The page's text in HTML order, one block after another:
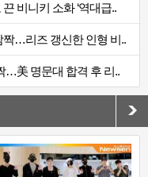
비니키 소화 ‘역대급..
짝…리즈 갱신한 인형 비..
…美 명문대 합격 후 리..